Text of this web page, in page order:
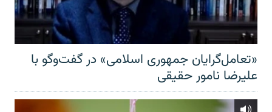
«تعامل‌گرایان جمهوری اسلامی» در گفت‌وگو با
علیرضا نامور حقیقی